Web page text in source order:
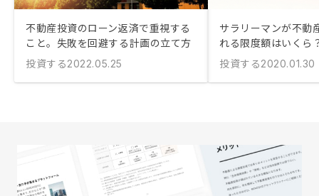
不動産投資のローン返済で重視する
こと。失敗を回避する計画の立て方
投資する2022.05.25
サラリーマンが不動
れる限度額はいくら
投資する2020.01.30